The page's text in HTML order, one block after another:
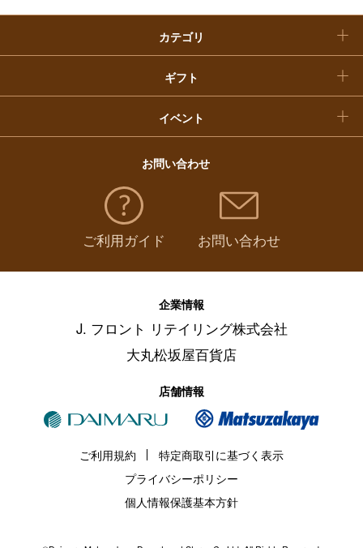
カテゴリ
ギフト
イベント
福袋
お問い合わせ
ご利用ガイド お問い合わせ
企業情報
J. フロント リテイリング株式会社
大丸松坂屋百貨店
店舗情報
ご利用規約
特定商取引に基づく表示
プライバシーポリシー
個人情報保護基本方針